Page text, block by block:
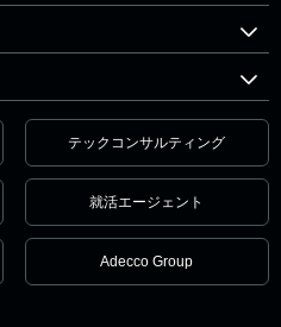
テックコンサルティング
就活エージェント
Adecco Group